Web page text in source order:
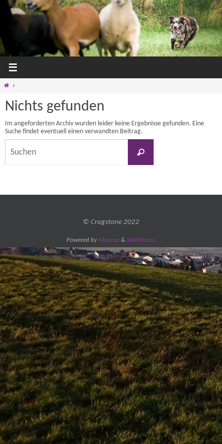
Zum
Inhalt
Home
Nichts gefunden
Im angeforderten Archiv wurden leider keine Ergebnisse gefunden. Eine
Suche findet eventuell einen verwandten Beitrag.
Suchen
© Cragstone 2022
Powered by Nirvana & WordPress.